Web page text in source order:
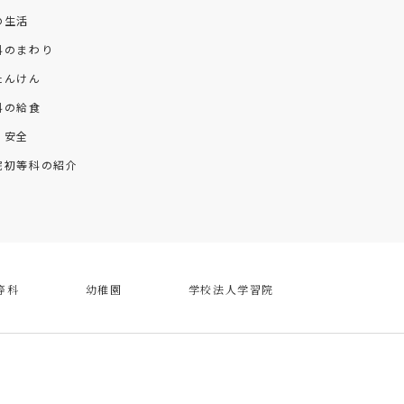
生活
のまわり
んけん
の給食
安全
初等科の紹介
科 幼稚園 学校法人学習院